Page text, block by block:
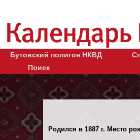
Бутовский полигон НКВД
Поиск
Родился в 1887 г. Место